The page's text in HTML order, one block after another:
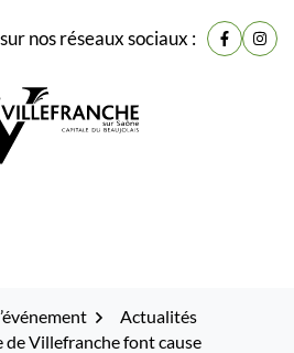
nos réseaux sociaux : Lien vers
Lien
Actualités
de Villefranche font cause